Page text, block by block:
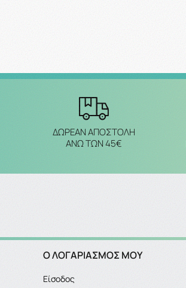
ΔΩΡΕΑΝ ΑΠΟΣΤΟΛΗ
ΑΝΩ ΤΩΝ 45€
Ο ΛΟΓΑΡΙΑΣΜΌΣ ΜΟΥ
Είσοδος